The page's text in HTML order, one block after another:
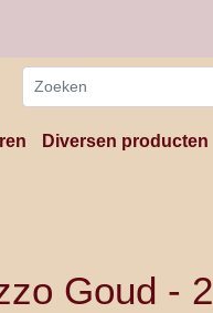
Diversen producten
Goud - 2